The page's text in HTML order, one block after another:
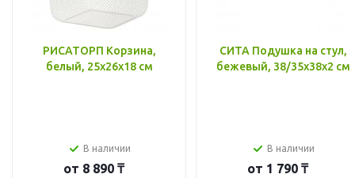
РИСАТОРП Корзина,
белый, 25x26x18 см
В наличии
от 8 890 ₸
СИТА Подушка на стул,
бежевый, 38/35x38x2 см
В наличии
от 1 790 ₸